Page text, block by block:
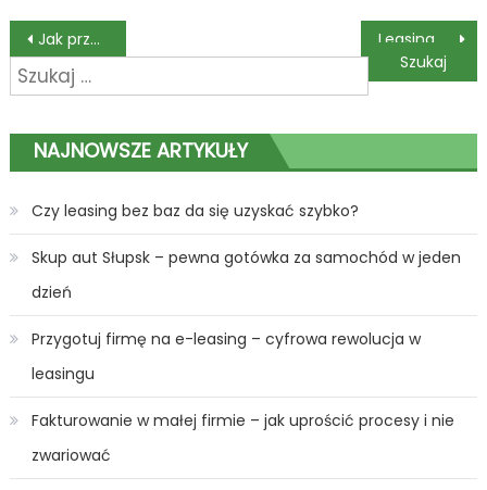
Nawigacja
wpisu
Jak przechowywać akta osobowe pracowników w zgodzie z przepisami?
Szukaj:
NAJNOWSZE ARTYKUŁY
Czy leasing bez baz da się uzyskać szybko?
Skup aut Słupsk – pewna gotówka za samochód w jeden
dzień
Przygotuj firmę na e-leasing – cyfrowa rewolucja w
leasingu
Fakturowanie w małej firmie – jak uprościć procesy i nie
zwariować